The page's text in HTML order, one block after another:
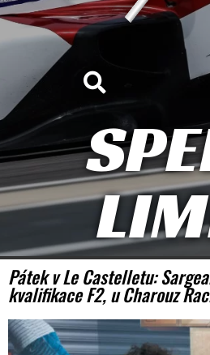
Pátek v Le Castelletu:
kvalifikace F2, u Charouz